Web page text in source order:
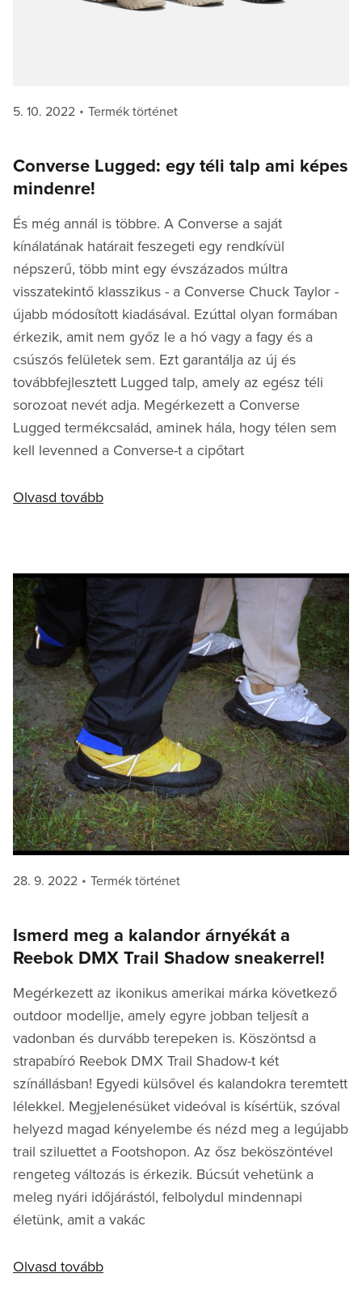
Posted
5. 10. 2022 Categories
Termék történet
Converse Lugged: egy téli talp ami képes
mindenre!
És még annál is többre. A Converse a saját
kínálatának határait feszegeti egy rendkívül
népszerű, több mint egy évszázados múltra
visszatekintő klasszikus - a Converse Chuck Taylor -
újabb módosított kiadásával. Ezúttal olyan formában
érkezik, amit nem győz le a hó vagy a fagy és a
csúszós felületek sem. Ezt garantálja az új és
továbbfejlesztett Lugged talp, amely az egész téli
sorozoat nevét adja. Megérkezett a Converse
Lugged termékcsalád, aminek hála, hogy télen sem
kell levenned a Converse-t a cipőtart
Olvasd tovább
Posted
28. 9. 2022 Categories
Termék történet
Ismerd meg a kalandor árnyékát a
Reebok DMX Trail Shadow sneakerrel!
Megérkezett az ikonikus amerikai márka következő
outdoor modellje, amely egyre jobban teljesít a
vadonban és durvább terepeken is. Köszöntsd a
strapabíró Reebok DMX Trail Shadow-t két
színállásban! Egyedi külsővel és kalandokra teremtett
lélekkel. Megjelenésüket videóval is kísértük, szóval
helyezd magad kényelembe és nézd meg a legújabb
trail sziluettet a Footshopon. Az ősz beköszöntével
rengeteg változás is érkezik. Búcsút vehetünk a
meleg nyári időjárástól, felbolydul mindennapi
életünk, amit a vakác
Olvasd tovább